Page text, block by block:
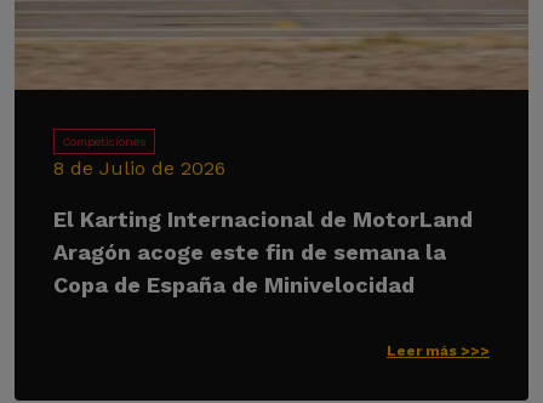
Competiciones
8 de Julio de 2026
El Karting Internacional de MotorLand
Aragón acoge este fin de semana la
Copa de España de Minivelocidad
Leer más >>>